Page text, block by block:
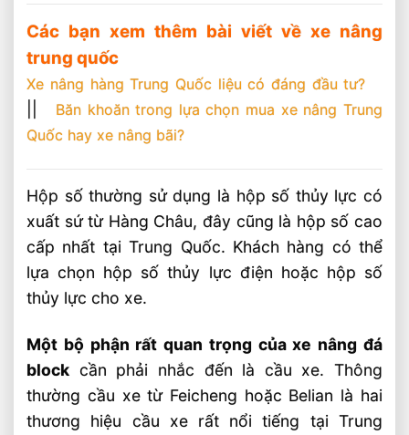
Các bạn xem thêm bài viết về xe nâng
trung quốc
Xe nâng hàng Trung Quốc liệu có đáng đầu tư?
Băn khoăn trong lựa chọn mua xe nâng Trung
Quốc hay xe nâng bãi?
Hộp số thường sử dụng là hộp số thủy lực có
xuất sứ từ Hàng Châu, đây cũng là hộp số cao
cấp nhất tại Trung Quốc. Khách hàng có thể
lựa chọn hộp số thủy lực điện hoặc hộp số
thủy lực cho xe.
Một bộ phận rất quan trọng của xe nâng đá
block cần phải nhắc đến là cầu xe. Thông
thường cầu xe từ Feicheng hoặc Belian là hai
thương hiệu cầu xe rất nổi tiếng tại Trung